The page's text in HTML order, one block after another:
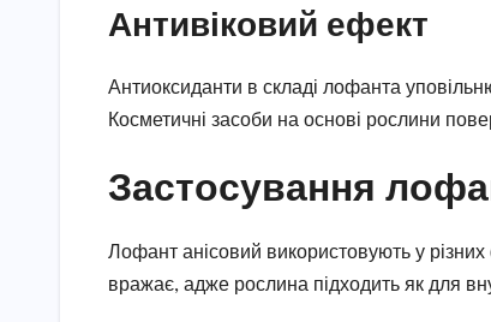
Антивіковий ефект
Антиоксиданти в складі лофанта
Косметичні засоби на основі рослини
Застосування
Лофант анісовий використовують у
вражає, адже рослина підходить як для